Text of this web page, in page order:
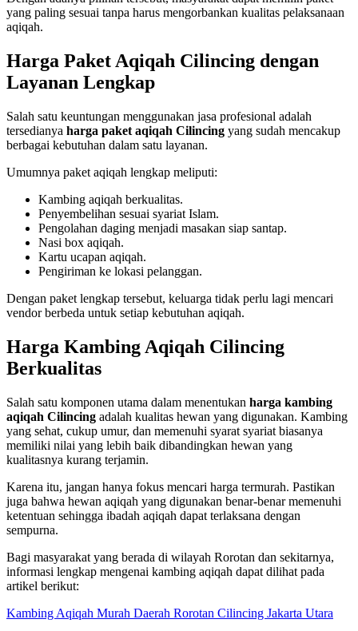
yang paling sesuai tanpa harus mengorbankan kualitas pelaksanaan
aqiqah.
Harga Paket Aqiqah Cilincing dengan
Layanan Lengkap
Salah satu keuntungan menggunakan jasa profesional adalah
tersedianya harga paket aqiqah Cilincing yang sudah mencakup
berbagai kebutuhan dalam satu layanan.
Umumnya paket aqiqah lengkap meliputi:
Kambing aqiqah berkualitas.
Penyembelihan sesuai syariat Islam.
Pengolahan daging menjadi masakan siap santap.
Nasi box aqiqah.
Kartu ucapan aqiqah.
Pengiriman ke lokasi pelanggan.
Dengan paket lengkap tersebut, keluarga tidak perlu lagi mencari
vendor berbeda untuk setiap kebutuhan aqiqah.
Harga Kambing Aqiqah Cilincing
Berkualitas
Salah satu komponen utama dalam menentukan harga kambing
aqiqah Cilincing adalah kualitas hewan yang digunakan. Kambing
yang sehat, cukup umur, dan memenuhi syarat syariat biasanya
memiliki nilai yang lebih baik dibandingkan hewan yang
kualitasnya kurang terjamin.
Karena itu, jangan hanya fokus mencari harga termurah. Pastikan
juga bahwa hewan aqiqah yang digunakan benar-benar memenuhi
ketentuan sehingga ibadah aqiqah dapat terlaksana dengan
sempurna.
Bagi masyarakat yang berada di wilayah Rorotan dan sekitarnya,
informasi lengkap mengenai kambing aqiqah dapat dilihat pada
artikel berikut:
Kambing Aqiqah Murah Daerah Rorotan Cilincing Jakarta Utara